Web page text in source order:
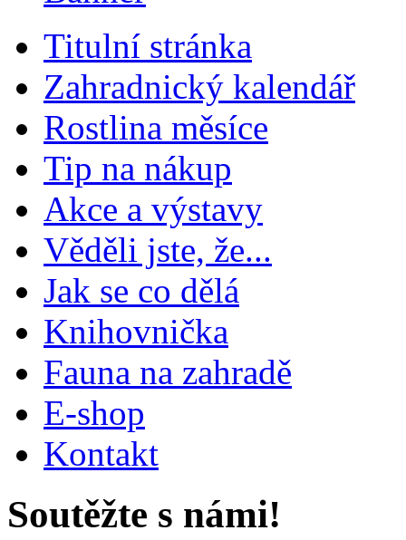
Titulní stránka
Zahradnický kalendář
Rostlina měsíce
Tip na nákup
Akce a výstavy
Věděli jste, že...
Jak se co dělá
Knihovnička
Fauna na zahradě
E-shop
Kontakt
Soutěžte s námi!